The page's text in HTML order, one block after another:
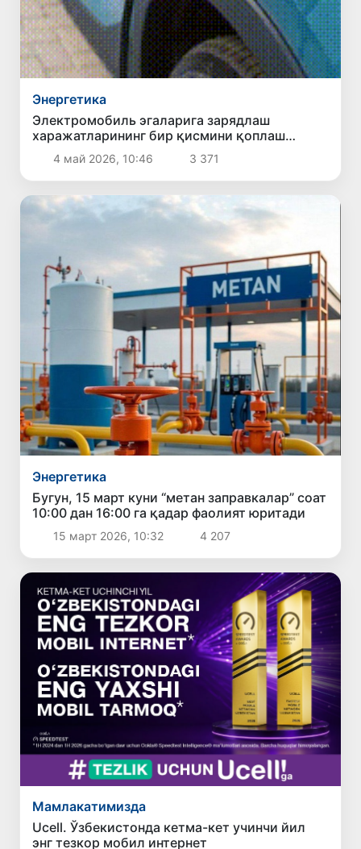
Энергетика
Электромобиль эгаларига зарядлаш
харажатларининг бир қисмини қоплаш
режалаштирилмоқда
4 май 2026, 10:46 3 371
Энергетика
Бугун, 15 март куни “метан заправкалар” соат
10:00 дан 16:00 га қадар фаолият юритади
15 март 2026, 10:32 4 207
Мамлакатимизда
Ucell. Ўзбекистонда кетма-кет учинчи йил
энг тезкор мобил интернет